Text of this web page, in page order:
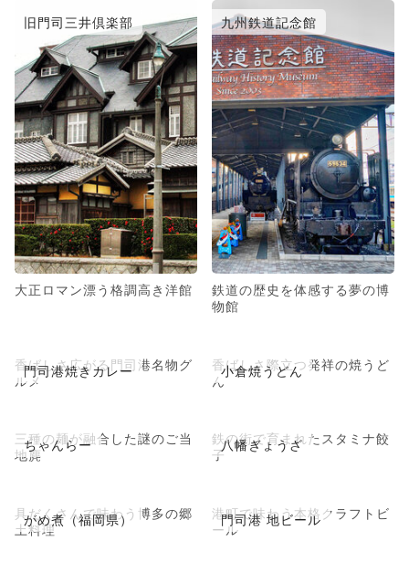
旧門司三井倶楽部
大正ロマン漂う格調高き洋館
九州鉄道記念館
鉄道の歴史を体感する夢の博
物館
門司港焼きカレー
香ばしさ広がる門司港名物グ
ルメ
小倉焼うどん
香ばしさ際立つ発祥の焼うど
ん
ちゃんらー
三種の麺が融合した謎のご当
地麂
八幡ぎょうざ
鉄の街で育まれたスタミナ餃
子
がめ煮（福岡県）
具だくさんで味わう博多の郷
土料理
門司港 地ビール
港町で味わう本格クラフトビ
ール